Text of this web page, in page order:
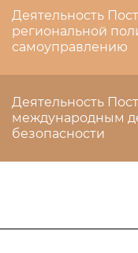
Деятельность
региональной
самоуправлению
Деятельность
международным
безопасности